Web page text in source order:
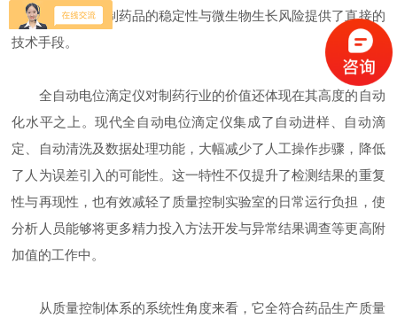
量的功能，为控制药品的稳定性与微生物生长风险提供了直接的
技术手段。
全自动电位滴定仪对制药行业的价值还体现在其高度的自动
化水平之上。现代全自动电位滴定仪集成了自动进样、自动滴
定、自动清洗及数据处理功能，大幅减少了人工操作步骤，降低
了人为误差引入的可能性。这一特性不仅提升了检测结果的重复
性与再现性，也有效减轻了质量控制实验室的日常运行负担，使
分析人员能够将更多精力投入方法开发与异常结果调查等更高附
加值的工作中。
从质量控制体系的系统性角度来看，它全符合药品生产质量